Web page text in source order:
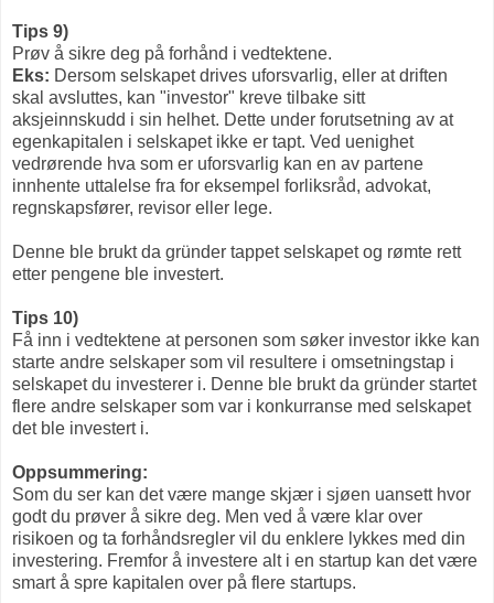
Tips 9)
Prøv å sikre deg på forhånd i vedtektene.
Eks: Dersom selskapet drives uforsvarlig, eller at driften
skal avsluttes, kan "investor" kreve tilbake sitt
aksjeinnskudd i sin helhet. Dette under forutsetning av at
egenkapitalen i selskapet ikke er tapt. Ved uenighet
vedrørende hva som er uforsvarlig kan en av partene
innhente uttalelse fra for eksempel forliksråd, advokat,
regnskapsfører, revisor eller lege.
Denne ble brukt da gründer tappet selskapet og rømte rett
etter pengene ble investert.
Tips 10)
Få inn i vedtektene at personen som søker investor ikke kan
starte andre selskaper som vil resultere i omsetningstap i
selskapet du investerer i. Denne ble brukt da gründer startet
flere andre selskaper som var i konkurranse med selskapet
det ble investert i.
Oppsummering:
Som du ser kan det være mange skjær i sjøen uansett hvor
godt du prøver å sikre deg. Men ved å være klar over
risikoen og ta forhåndsregler vil du enklere lykkes med din
investering. Fremfor å investere alt i en startup kan det være
smart å spre kapitalen over på flere startups.